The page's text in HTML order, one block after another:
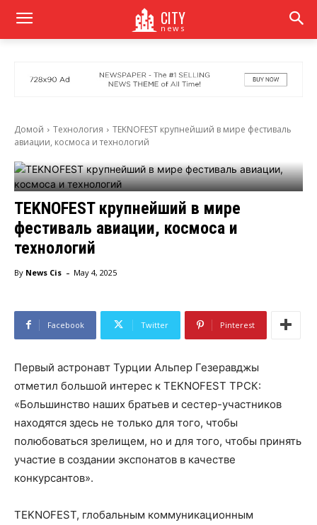
CITY
news
Домой Технология
TEKNOFEST крупнейший в мире фестиваль
авиации, космоса и технологий
TEKNOFEST крупнейший в мире
фестиваль авиации, космоса и
технологий
By News Cis - May 4, 2025
Facebook Twitter Pinterest
Первый астронавт Турции Альпер Гезеравджы
отметил большой интерес к TEKNOFEST ТРСК:
«Большинство наших братьев и сестер-участников
находятся здесь не только для того, чтобы
полюбоваться зрелищем, но и для того, чтобы принять
участие в создании экспонатов в качестве
конкурсантов».
TEKNOFEST, глобальным коммуникационным